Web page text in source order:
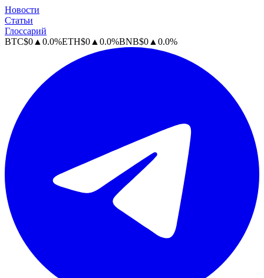
Новости
Статьи
Глоссарий
BTC$0 ▲ 0.0%ETH$0 ▲ 0.0%BNB$0 ▲ 0.0%